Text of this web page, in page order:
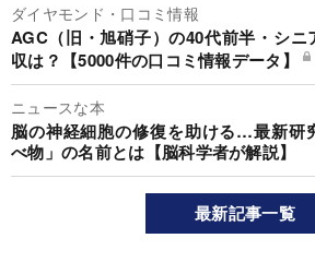
ダイヤモンド・口コミ情報
AGC（旧・旭硝子）の40代前半・シ
収は？【5000件の口コミ情報データ】
ニュースな本
脳の神経細胞の修復を助ける…最新研
べ物」の名前とは【脳科学者が解説】
最新記事一覧